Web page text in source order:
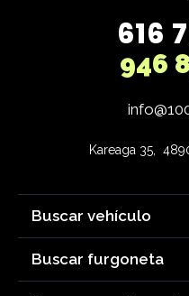
616
946
Kareaga 35,
Buscar vehículo
Buscar furgoneta